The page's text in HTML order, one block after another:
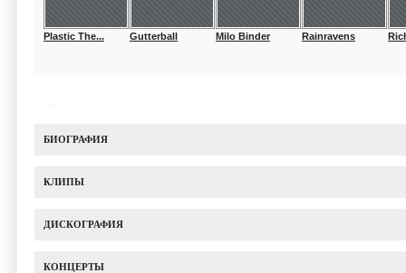
Plastic The... Gutterball Milo Binder Rainravens
БИОГРАФИЯ
КЛИПЫ
ДИСКОГРАФИЯ
КОНЦЕРТЫ